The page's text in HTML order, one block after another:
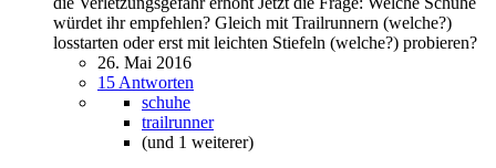
würdet ihr empfehlen? Gleich mit Trailrunnern (welche?)
losstarten oder erst mit leichten Stiefeln (welche?) probieren?
26. Mai 2016
15 Antworten
schuhe
trailrunner
(und 1 weiterer)